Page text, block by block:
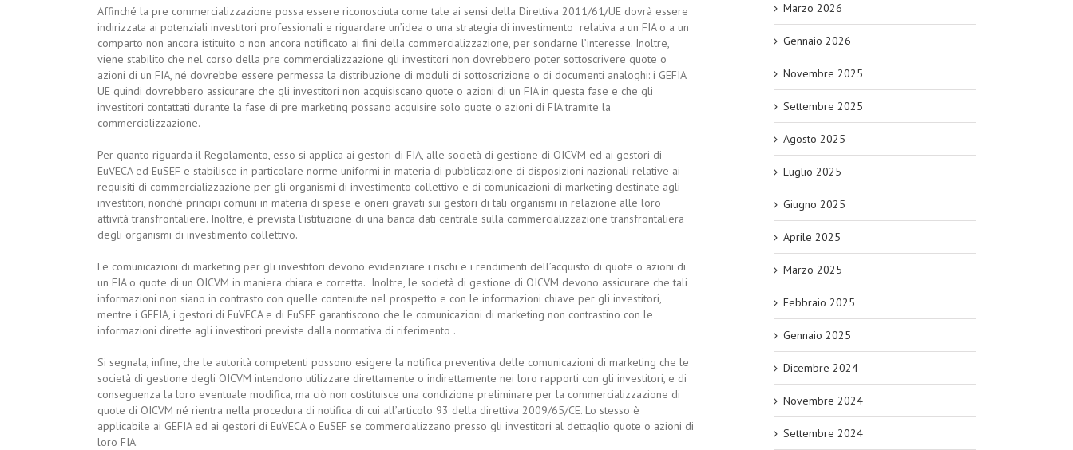
Affinché la pre commercializzazione possa essere riconosciuta come tale ai sensi della Direttiva 2011/61/UE dovrà essere
indirizzata ai potenziali investitori professionali e riguardare un’idea o una strategia di investimento relativa a un FIA o a un
comparto non ancora istituito o non ancora notificato ai fini della commercializzazione, per sondarne l’interesse. Inoltre,
viene stabilito che nel corso della pre commercializzazione gli investitori non dovrebbero poter sottoscrivere quote o
azioni di un FIA, né dovrebbe essere permessa la distribuzione di moduli di sottoscrizione o di documenti analoghi: i GEFIA
UE quindi dovrebbero assicurare che gli investitori non acquisiscano quote o azioni di un FIA in questa fase e che gli
investitori contattati durante la fase di pre marketing possano acquisire solo quote o azioni di FIA tramite la
commercializzazione.
Per quanto riguarda il Regolamento, esso si applica ai gestori di FIA, alle società di gestione di OICVM ed ai gestori di
EuVECA ed EuSEF e stabilisce in particolare norme uniformi in materia di pubblicazione di disposizioni nazionali relative ai
requisiti di commercializzazione per gli organismi di investimento collettivo e di comunicazioni di marketing destinate agli
investitori, nonché principi comuni in materia di spese e oneri gravati sui gestori di tali organismi in relazione alle loro
attività transfrontaliere. Inoltre, è prevista l’istituzione di una banca dati centrale sulla commercializzazione transfrontaliera
degli organismi di investimento collettivo.
Le comunicazioni di marketing per gli investitori devono evidenziare i rischi e i rendimenti dell’acquisto di quote o azioni di
un FIA o quote di un OICVM in maniera chiara e corretta. Inoltre, le società di gestione di OICVM devono assicurare che tali
informazioni non siano in contrasto con quelle contenute nel prospetto e con le informazioni chiave per gli investitori,
mentre i GEFIA, i gestori di EuVECA e di EuSEF garantiscono che le comunicazioni di marketing non contrastino con le
informazioni dirette agli investitori previste dalla normativa di riferimento .
Si segnala, infine, che le autorità competenti possono esigere la notifica preventiva delle comunicazioni di marketing che le
società di gestione degli OICVM intendono utilizzare direttamente o indirettamente nei loro rapporti con gli investitori, e di
conseguenza la loro eventuale modifica, ma ciò non costituisce una condizione preliminare per la commercializzazione di
quote di OICVM né rientra nella procedura di notifica di cui all’articolo 93 della direttiva 2009/65/CE. Lo stesso è
applicabile ai GEFIA ed ai gestori di EuVECA o EuSEF se commercializzano presso gli investitori al dettaglio quote o azioni di
loro FIA.
Marzo 2026
Gennaio 2026
Novembre 2025
Settembre 2025
Agosto 2025
Luglio 2025
Giugno 2025
Aprile 2025
Marzo 2025
Febbraio 2025
Gennaio 2025
Dicembre 2024
Novembre 2024
Settembre 2024